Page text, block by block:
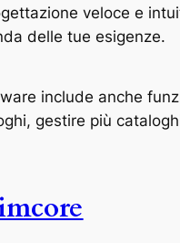
veloce e
delle tue esigenze.
include anche
gestire più